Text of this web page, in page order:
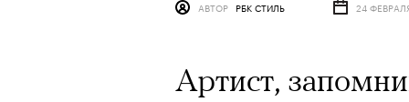
АВТОР РБК СТИЛЬ 24
Артист,